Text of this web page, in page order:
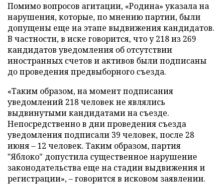
Помимо вопросов агитации, «Родина» указала на
нарушения, которые, по мнению партии, были
допущены еще на этапе выдвижения кандидатов.
В частности, в иске говорится, что у 218 из 269
кандидатов уведомления об отсутствии
иностранных счетов и активов были подписаны
до проведения предвыборного съезда.
«Таким образом, на момент подписания
уведомлений 218 человек не являлись
выдвинутыми кандидатами на съезде.
Непосредственно в дни проведения съезда
уведомления подписали 39 человек, после 28
июня – 12 человек. Таким образом, партия
"Яблоко" допустила существенное нарушение
законодательства еще на стадии выдвижения и
регистрации», – говорится в исковом заявлении.